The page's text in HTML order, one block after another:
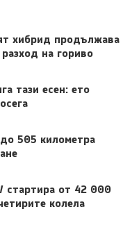
хибрид продължава
на гориво
тази есен: ето
505 километра
стартира от 42 000
колела